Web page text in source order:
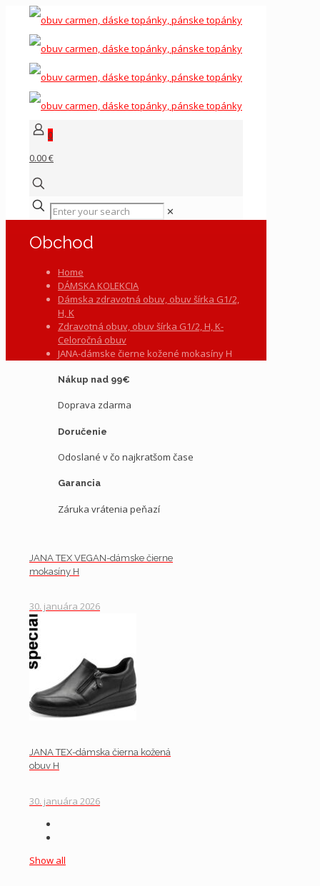
0
0.00 €
✕
Obchod
Home
DÁMSKA KOLEKCIA
Dámska zdravotná obuv, obuv šírka G1/2,
H, K
Zdravotná obuv, obuv šírka G1/2, H, K-
Celoročná obuv
JANA-dámske čierne kožené mokasíny H
Nákup nad 99€
Doprava zdarma
Doručenie
Odoslané v čo najkratšom čase
Garancia
Záruka vrátenia peňazí
JANA TEX VEGAN-dámske čierne
mokasíny H
30. januára 2026
JANA TEX-dámska čierna kožená
obuv H
30. januára 2026
Show all